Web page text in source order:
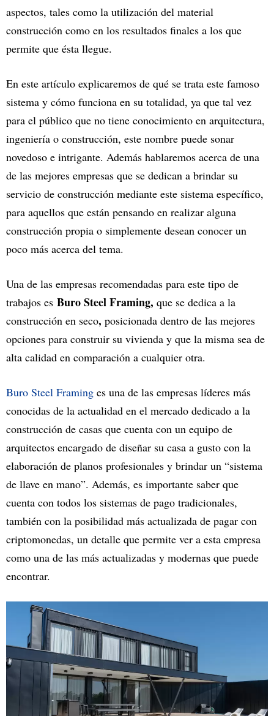
aspectos, tales como la utilización del material
construcción como en los resultados finales a los que
permite que ésta llegue.
En este artículo explicaremos de qué se trata este famoso
sistema y cómo funciona en su totalidad, ya que tal vez
para el público que no tiene conocimiento en arquitectura,
ingeniería o construcción, este nombre puede sonar
novedoso e intrigante. Además hablaremos acerca de una
de las mejores empresas que se dedican a brindar su
servicio de construcción mediante este sistema específico,
para aquellos que están pensando en realizar alguna
construcción propia o simplemente desean conocer un
poco más acerca del tema.
Una de las empresas recomendadas para este tipo de
trabajos es Buro Steel Framing, que se dedica a la
construcción en seco, posicionada dentro de las mejores
opciones para construir su vivienda y que la misma sea de
alta calidad en comparación a cualquier otra.
Buro Steel Framing es una de las empresas líderes más
conocidas de la actualidad en el mercado dedicado a la
construcción de casas que cuenta con un equipo de
arquitectos encargado de diseñar su casa a gusto con la
elaboración de planos profesionales y brindar un “sistema
de llave en mano”. Además, es importante saber que
cuenta con todos los sistemas de pago tradicionales,
también con la posibilidad más actualizada de pagar con
criptomonedas, un detalle que permite ver a esta empresa
como una de las más actualizadas y modernas que puede
encontrar.